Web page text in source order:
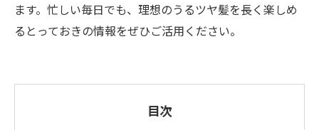
ます。忙しい毎日でも、理想のうるツヤ髪を長く楽しめ
るとっておきの情報をぜひご活用ください。
目次